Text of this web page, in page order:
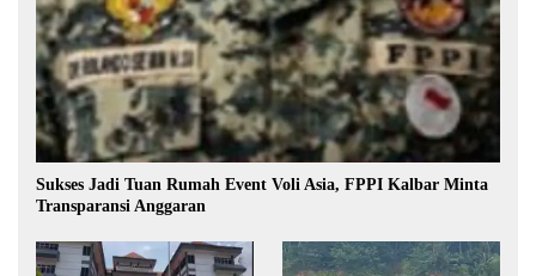
Sukses Jadi Tuan Rumah Event Voli Asia, FPPI Kalbar Minta
Transparansi Anggaran